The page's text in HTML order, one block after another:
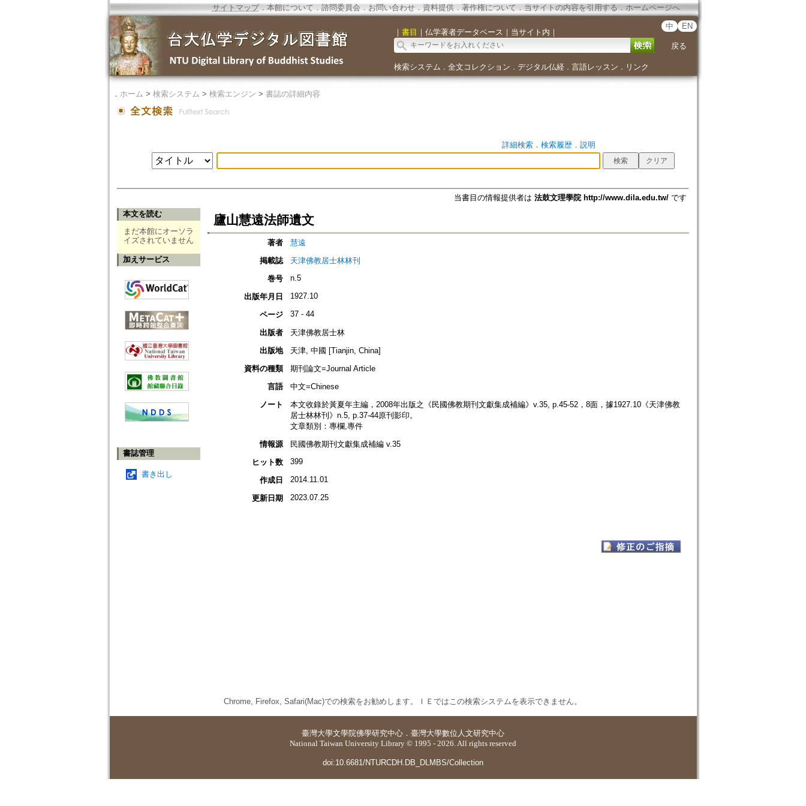
サイトマップ．本館について ． 諮問委員会． お問い合わせ． 資料提供． 著作権について．当サイトの内容を引用する ． ホームページへ
｜ 書目 ｜ 仏学著者データベース ｜ 当サイト内 ｜
中 EN
戻る
検索システム ． 全文コレクション ． デジタル仏経． 言語レッスン ． リンク
． ホーム > 検索システム > 検索エンジン > 書誌の詳細内容
詳細検索． 検索履歴． 説明
当書目の情報提供者は 法鼓文理學院 http://www.dila.edu.tw/です
本文を読む
まだ本館にオーソラ
イズされていません
加えサービス
書誌管理
書き出し
廬山慧遠法師遺文
著者
慧遠
掲載誌
天津佛教居士林林刊
巻号
n.5
出版年月日 1927.10
ページ 37 - 44
出版者
天津佛教居士林
出版地
天津, 中國 [Tianjin, China]
資料の種類
期刊論文=Journal Article
言語
中文=Chinese
ノート
本文收錄於黃夏年主編，2008年出版之《民國佛教期刊文獻集成補編》v.35, p.45-52，8面，據1927.10《天津佛教
居士林林刊》n.5, p.37-44原刊影印。
文章類別：專欄,專件
情報源
民國佛教期刊文獻集成補編 v.35
ヒット数
399
作成日 2014.11.01
更新日期 2023.07.25
Chrome, Firefox, Safari(Mac)での検索をお勧めします。ＩＥではこの検索システムを表示できません。
臺灣大學文學院佛學研究中心 ． 臺灣大學數位人文研究中心
National Taiwan University Library © 1995 - 2026. All rights reserved
doi:10.6681/NTURCDH.DB_DLMBS/Collection